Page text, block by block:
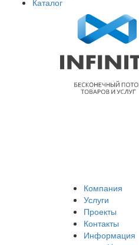
Компания
Услуги
Проекты
Контакты
Информация